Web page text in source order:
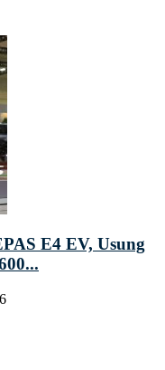
E4 EV, Usung